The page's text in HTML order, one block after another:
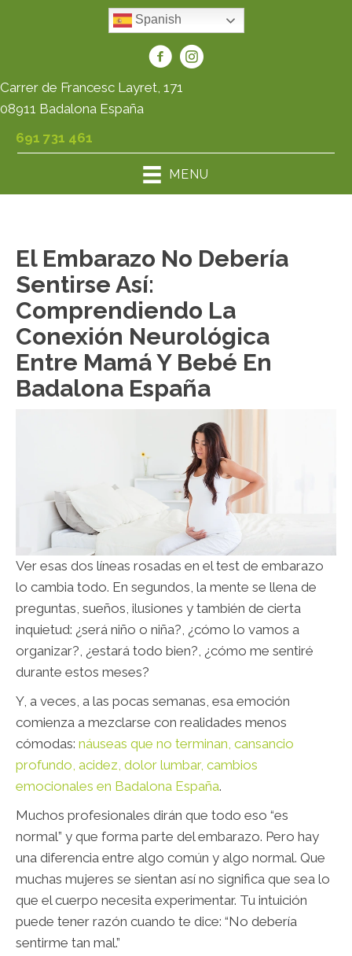
Spanish
Carrer de Francesc Layret, 171
08911 Badalona España
691 731 461
MENU
El Embarazo No Debería
Sentirse Así:
Comprendiendo La
Conexión Neurológica
Entre Mamá Y Bebé En
Badalona España
Ver esas dos líneas rosadas en el test de embarazo
lo cambia todo. En segundos, la mente se llena de
preguntas, sueños, ilusiones y también de cierta
inquietud: ¿será niño o niña?, ¿cómo lo vamos a
organizar?, ¿estará todo bien?, ¿cómo me sentiré
durante estos meses?
Y, a veces, a las pocas semanas, esa emoción
comienza a mezclarse con realidades menos
cómodas: náuseas que no terminan, cansancio
profundo, acidez, dolor lumbar, cambios
emocionales en Badalona España.
Muchos profesionales dirán que todo eso “es
normal” y que forma parte del embarazo. Pero hay
una diferencia entre algo común y algo normal. Que
muchas mujeres se sientan así no significa que sea lo
que el cuerpo necesita experimentar. Tu intuición
puede tener razón cuando te dice: “No debería
sentirme tan mal.”